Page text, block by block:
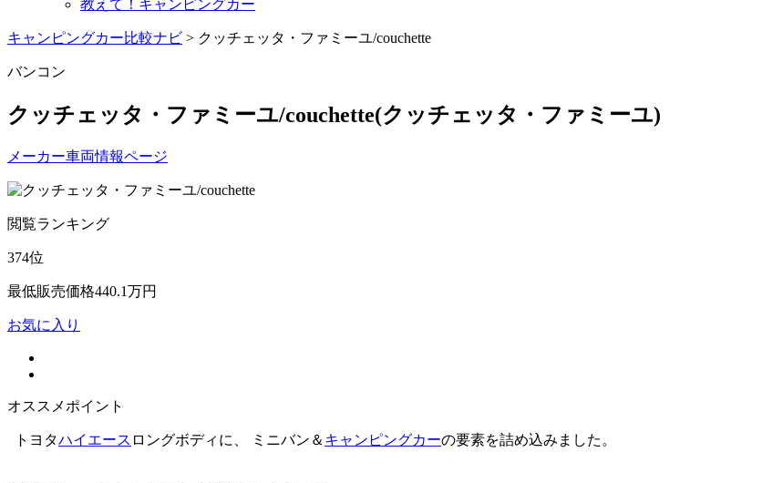
教えて！キャンピングカー
キャンピングカー比較ナビ > クッチェッタ・ファミーユ/couchette
バンコン
クッチェッタ・ファミーユ/couchette(クッチェッタ・ファミーユ)
メーカー車両情報ページ
閲覧ランキング
374位
最低販売価格440.1万円
お気に入り
オススメポイント
トヨタハイエース ロングボディに、 ミニバン＆ キャンピングカーの要素を詰め込みました。